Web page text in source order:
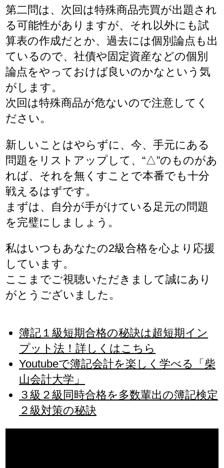
第二問は、次回は特殊商品売買が出題され
る可能性がありますが、それ以外にも試
算表の作成だとか、過去には個別論点も出
ているので、社債や固定資産などの個別
論点をやっておけば良いのかなという気
がします。
次回は特殊商品が危ないので注意してく
ださい。
新しいことはやらずに、今、手元にある
問題をリストアップして、“△”のものがあ
れば、それを無くすことで本番でも十分
戦えるはずです。
まずは、自分が手がけている足元の問題
を完璧にしましょう。
私はいつもあなたの2級合格を心より応援
しています。
ここまでご視聴いただきまして誠にあり
がとうございました。
簿記１級短期合格の秘訣は超短期イン
プット法！詳しくはこちら
Youtubeで簿記会計を楽しく学べる「柴
山会計大学」
３級２級同時合格を多数輩出の簿記検定
２級対策の秘訣